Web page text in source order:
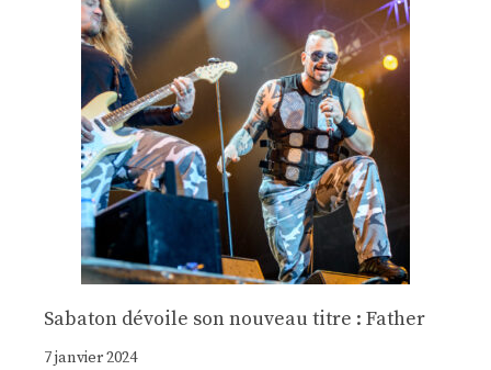
Sabaton dévoile son nouveau titre : Father
7 janvier 2024